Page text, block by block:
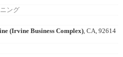
ング
(Irvine Business Complex) , CA, 92614